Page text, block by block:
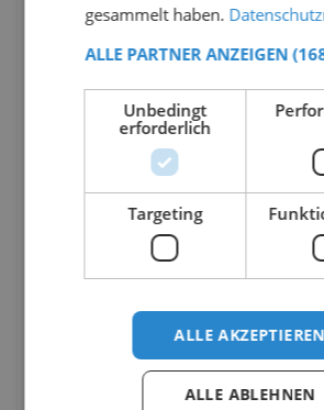
gesammelt haben.
ALLE PARTNER ANZEIGEN
Unbedingt
erforderlich
Targeting
ALLE AKZEPTIEREN
ALLE ABLEHNEN